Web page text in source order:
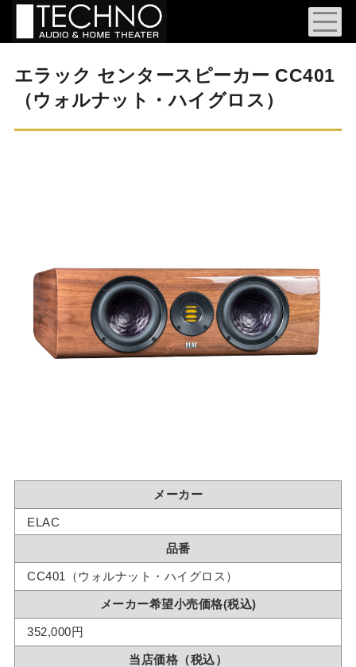
エラック センタースピーカー CC401
（ウォルナット・ハイグロス）
メーカー
ELAC
品番
CC401（ウォルナット・ハイグロス）
メーカー希望小売価格(税込)
352,000円
当店価格（税込）